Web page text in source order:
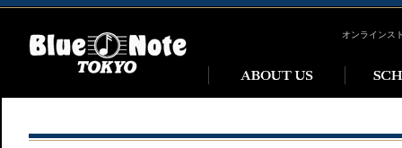
オンラインス